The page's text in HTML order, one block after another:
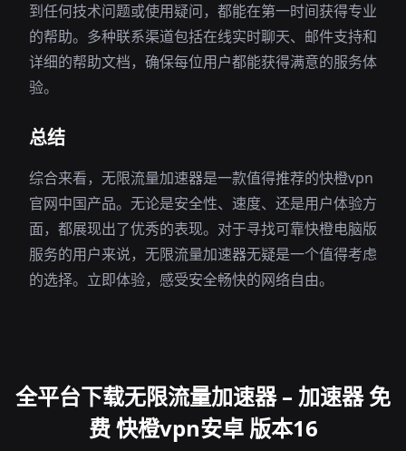
到任何技术问题或使用疑问，都能在第一时间获得专业
的帮助。多种联系渠道包括在线实时聊天、邮件支持和
详细的帮助文档，确保每位用户都能获得满意的服务体
验。
总结
综合来看，无限流量加速器是一款值得推荐的快橙vpn
官网中国产品。无论是安全性、速度、还是用户体验方
面，都展现出了优秀的表现。对于寻找可靠快橙电脑版
服务的用户来说，无限流量加速器无疑是一个值得考虑
的选择。立即体验，感受安全畅快的网络自由。
全平台下载无限流量加速器 – 加速器 免
费 快橙vpn安卓 版本16